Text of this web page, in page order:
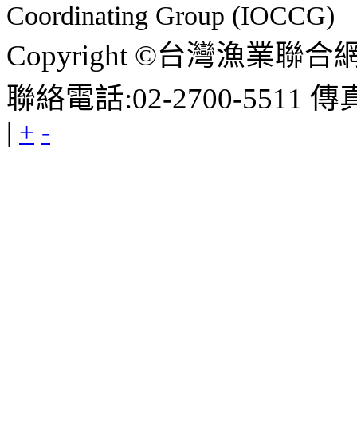
Coordinating Group (IOCCG)
Copyright ©台灣漁業聯合
聯絡電話:02-2700-5511 傳
| + -